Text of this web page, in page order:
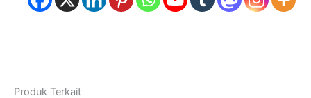
Produk Terkait